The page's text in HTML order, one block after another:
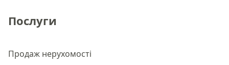
Послуги
Продаж нерухомості